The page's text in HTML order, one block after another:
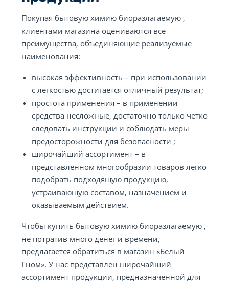
Покупая бытовую химию биоразлагаемую ,
клиентами магазина оцениваются все
преимущества, объединяющие реализуемые
наименования:
высокая эффективность – при использовании
с легкостью достигается отличный результат;
простота применения – в применении
средства несложные, достаточно только четко
следовать инструкции и соблюдать меры
предосторожности для безопасности ;
широчайший ассортимент – в
представленном многообразии товаров легко
подобрать подходящую продукцию,
устраивающую составом, назначением и
оказываемым действием.
Чтобы купить бытовую химию биоразлагаемую ,
не потратив много денег и времени,
предлагается обратиться в магазин «Белый
Гном». У нас представлен широчайший
ассортимент продукции, предназначенной для